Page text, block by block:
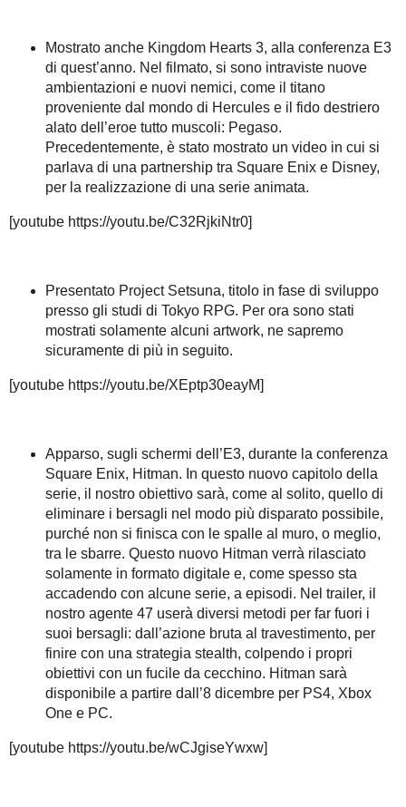
Mostrato anche Kingdom Hearts 3, alla conferenza E3
di quest’anno. Nel filmato, si sono intraviste nuove
ambientazioni e nuovi nemici, come il titano
proveniente dal mondo di Hercules e il fido destriero
alato dell’eroe tutto muscoli: Pegaso.
Precedentemente, è stato mostrato un video in cui si
parlava di una partnership tra Square Enix e Disney,
per la realizzazione di una serie animata.
[youtube https://youtu.be/C32RjkiNtr0]
Presentato Project Setsuna, titolo in fase di sviluppo
presso gli studi di Tokyo RPG. Per ora sono stati
mostrati solamente alcuni artwork, ne sapremo
sicuramente di più in seguito.
[youtube https://youtu.be/XEptp30eayM]
Apparso, sugli schermi dell’E3, durante la conferenza
Square Enix, Hitman. In questo nuovo capitolo della
serie, il nostro obiettivo sarà, come al solito, quello di
eliminare i bersagli nel modo più disparato possibile,
purché non si finisca con le spalle al muro, o meglio,
tra le sbarre. Questo nuovo Hitman verrà rilasciato
solamente in formato digitale e, come spesso sta
accadendo con alcune serie, a episodi. Nel trailer, il
nostro agente 47 userà diversi metodi per far fuori i
suoi bersagli: dall’azione bruta al travestimento, per
finire con una strategia stealth, colpendo i propri
obiettivi con un fucile da cecchino. Hitman sarà
disponibile a partire dall’8 dicembre per PS4, Xbox
One e PC.
[youtube https://youtu.be/wCJgiseYwxw]